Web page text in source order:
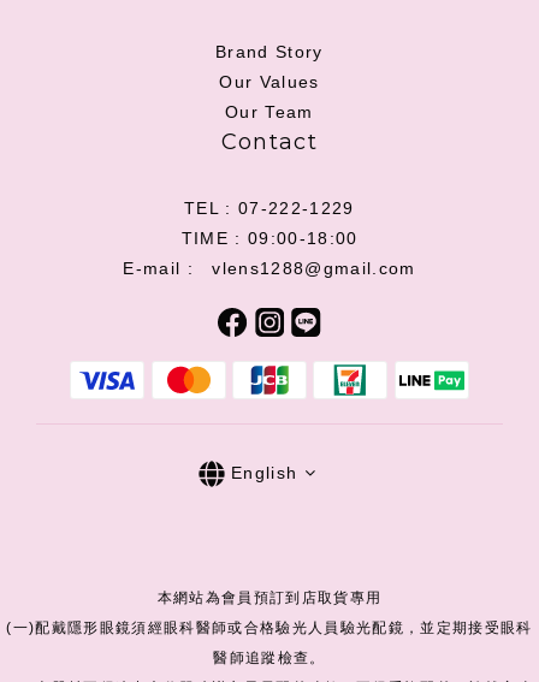
Brand Story
Our Values
Our Team
Contact
TEL : 07-222-1229
TIME : 09:00-18:00
E-mail : vlens1288@gmail.com
English
本網站為會員預訂到店取貨專用
(一)配戴隱形眼鏡須經眼科醫師或合格驗光人員驗光配鏡，並定期接受眼科
醫師追蹤檢查。